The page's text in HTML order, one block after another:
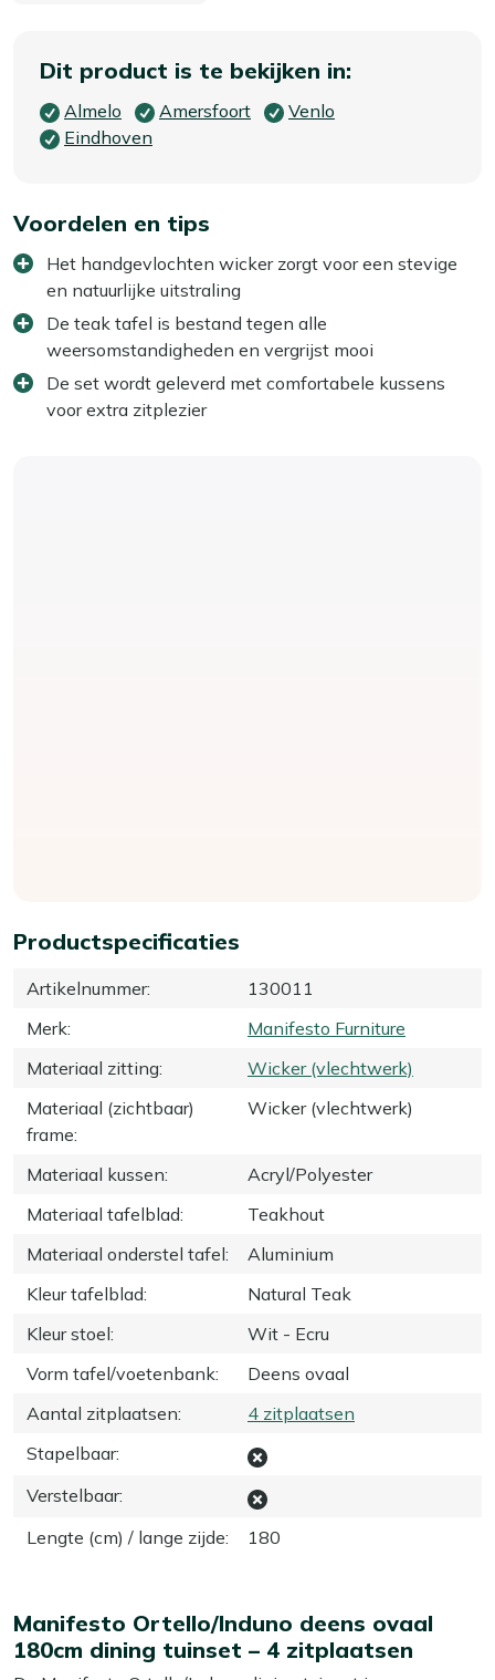
Productspecificaties
Artikelnummer:
130011
Merk:
Manifesto Furniture
Materiaal zitting:
Wicker (vlechtwerk)
Materiaal (zichtbaar)
frame:
Wicker (vlechtwerk)
Materiaal kussen:
Acryl/Polyester
Materiaal tafelblad:
Teakhout
Materiaal onderstel tafel:
Aluminium
Kleur tafelblad:
Natural Teak
Kleur stoel:
Wit - Ecru
Vorm tafel/voetenbank:
Deens ovaal
Aantal zitplaatsen:
4 zitplaatsen
Stapelbaar:
Verstelbaar:
Lengte (cm) / lange zijde: 180
Dit product is te bekijken in:
Almelo Amersfoort
Venlo
Eindhoven
Voordelen en tips
Het handgevlochten wicker zorgt voor een stevige
en natuurlijke uitstraling
De teak tafel is bestand tegen alle
weersomstandigheden en vergrijst mooi
De set wordt geleverd met comfortabele kussens
voor extra zitplezier
Manifesto Ortello/Induno deens ovaal
180cm dining tuinset – 4 zitplaatsen